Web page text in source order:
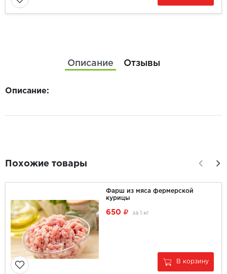
Описание Отзывы
Описание:
Похожие товары
Фарш из мяса фермерской
курицы
650 за 1 кг
В корзину